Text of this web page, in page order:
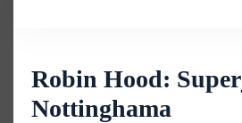
Robin Hood:
Nottinghama